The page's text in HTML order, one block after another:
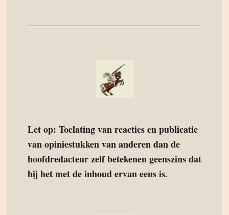
Let op: Toelating van reacties en publicatie
van opiniestukken van anderen dan de
hoofdredacteur zelf betekenen geenszins dat
hij het met de inhoud ervan eens is.